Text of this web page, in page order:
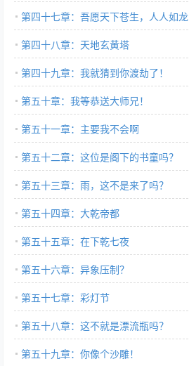
第四十七章：吾愿天下苍生，人人如龙
第四十八章：天地玄黄塔
第四十九章：我就猜到你渡劫了！
第五十章：我等恭送大师兄！
第五十一章：主要我不会啊
第五十二章：这位是阁下的书童吗？
第五十三章：雨，这不是来了吗？
第五十四章：大乾帝都
第五十五章：在下乾七夜
第五十六章：异象压制？
第五十七章：彩灯节
第五十八章：这不就是漂流瓶吗？
第五十九章：你像个沙雕！